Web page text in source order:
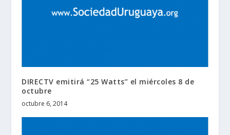
DIRECTV emitirá “25 Watts” el miércoles 8 de
octubre
octubre 6, 2014